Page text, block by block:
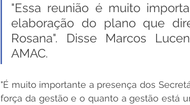
"Essa reunião é muito
elaboração do plano que
Rosana". Disse Marcos
AMAC.
"É muito importante a presença dos
força da gestão e o quanto a gestão está